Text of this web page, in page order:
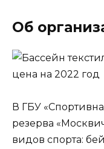
Об
В ГБУ
резерва
видов спорта: